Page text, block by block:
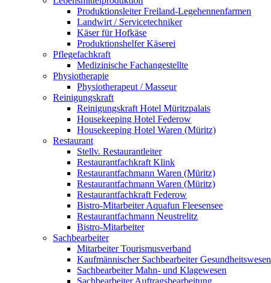
Produktionsleiter Freiland-Legehennenfarmen
Landwirt / Servicetechniker
Käser für Hofkäse
Produktionshelfer Käserei
Pflegefachkraft
Medizinische Fachangestellte
Physiotherapie
Physiotherapeut / Masseur
Reinigungskraft
Reinigungskraft Hotel Müritzpalais
Housekeeping Hotel Federow
Housekeeping Hotel Waren (Müritz)
Restaurant
Stellv. Restaurantleiter
Restaurantfachkraft Klink
Restaurantfachmann Waren (Müritz)
Restaurantfachmann Waren (Müritz)
Restaurantfachkraft Federow
Bistro-Mitarbeiter Aquafun Fleesensee
Restaurantfachmann Neustrelitz
Bistro-Mitarbeiter
Sachbearbeiter
Mitarbeiter Tourismusverband
Kaufmännischer Sachbearbeiter Gesundheitswesen
Sachbearbeiter Mahn- und Klagewesen
Sachbearbeiter Auftragsbearbeitung